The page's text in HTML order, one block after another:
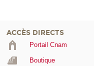
ACCÈS DIRECTS
Portail Cnam
Boutique